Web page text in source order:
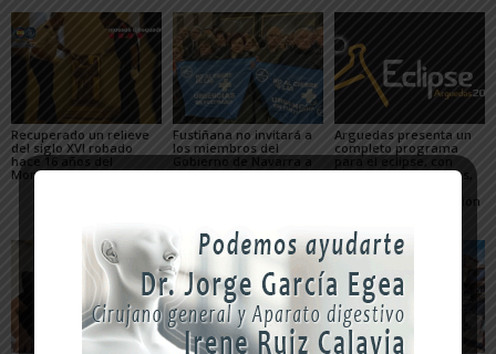
Recuperado un relieve
del siglo XVI robado
hace 16 años del
Monasterio de Fitero
Fustiñana no invitará a
los miembros del
Gobierno de Navarra a
los actos oficiales de
Arguedas presenta un
completo programa
para el eclipse, con
actividades científicas,
concierto y observación